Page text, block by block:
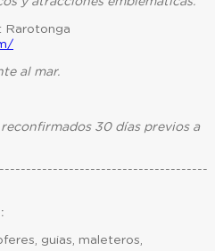
Rarotonga
al mar.
30 días previos a
guias, maleteros,